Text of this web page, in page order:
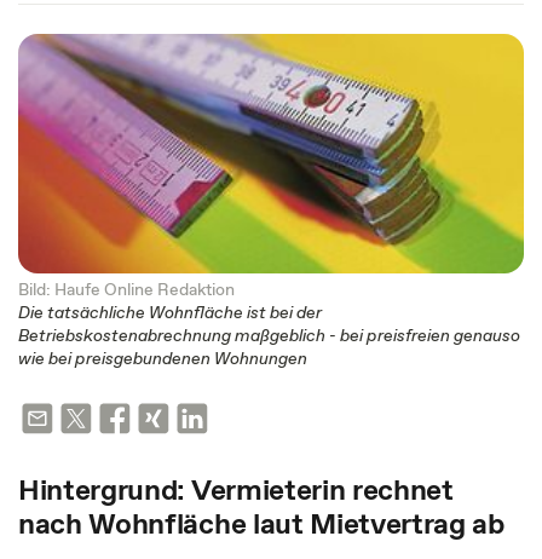
Bild: Haufe Online Redaktion
Die tatsächliche Wohnfläche ist bei der
Betriebskostenabrechnung maßgeblich - bei preisfreien genauso
wie bei preisgebundenen Wohnungen
Hintergrund: Vermieterin rechnet
nach Wohnfläche laut Mietvertrag ab